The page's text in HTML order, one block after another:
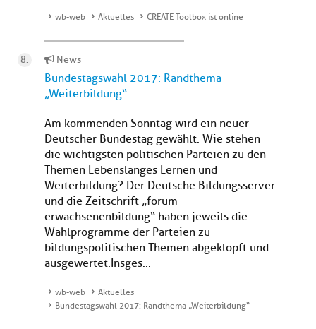
wb-web Aktuelles CREATE Toolbox ist online
News
Bundestagswahl 2017: Randthema
„Weiterbildung“
Am kommenden Sonntag wird ein neuer
Deutscher Bundestag gewählt. Wie stehen
die wichtigsten politischen Parteien zu den
Themen Lebenslanges Lernen und
Weiterbildung? Der Deutsche Bildungsserver
und die Zeitschrift „forum
erwachsenenbildung“ haben jeweils die
Wahlprogramme der Parteien zu
bildungspolitischen Themen abgeklopft und
ausgewertet.Insges...
wb-web
Aktuelles
Bundestagswahl 2017: Randthema „Weiterbildung“